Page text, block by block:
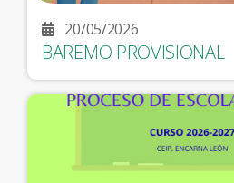
20/05/2026
BAREMO PROVISIONAL